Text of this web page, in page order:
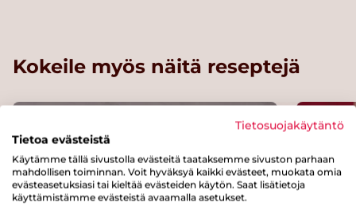
Kokeile myös näitä reseptejä
Tietosuojakäytäntö
Tietoa evästeistä
Käytämme tällä sivustolla evästeitä taataksemme sivuston parhaan
mahdollisen toiminnan. Voit hyväksyä kaikki evästeet, muokata omia
evästeasetuksiasi tai kieltää evästeiden käytön. Saat lisätietoja
käyttämistämme evästeistä avaamalla asetukset.